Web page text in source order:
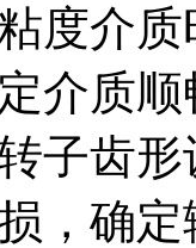
度介
介质
子齿
，确